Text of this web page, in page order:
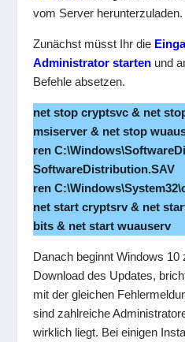
vom Server herunterzuladen.
Zunächst müsst Ihr die
Administrator starten und
Befehle absetzen.
net stop cryptsvc & net
msiserver & net stop
ren
SoftwareDistribution.SAV
ren
net start cryptsrv & net
bits & net start wuauserv
Danach beginnt Windows 10
Download des Updates,
mit der gleichen
sind zahlreiche
wirklich liegt. Bei einigen